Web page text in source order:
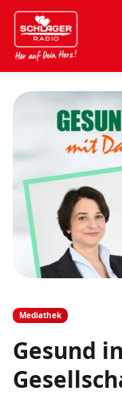
Mediathek
Gesund